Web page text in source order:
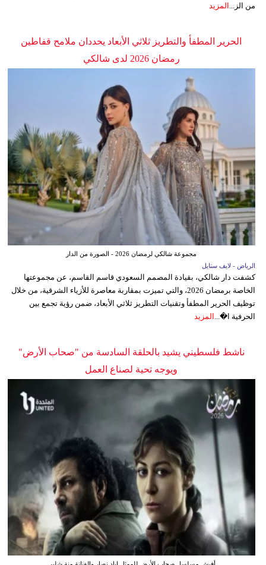
من الز...
المزيد
الحرير المطفأ والتطريز ثلاثي الأبعاد يحددان ملامح قفاطين
رمضان 2026 لدى شالكي
مجموعة شالكي لرمضان 2026 - الصورة من الدار
الرياض - لايف ستايل
كشفت دار شالكي، بقيادة المصمم السعودي قاسم القاسم، عن مجموعتها
الخاصة برمضان 2026، والتي تميزت بمقاربة معاصرة للأزياء الشرقية، من خلال
توظيف الحرير المطفأ وتقنيات التطريز ثلاثي الأبعاد، ضمن رؤية تجمع بين
الحرفية ا�... المزيد
ناشط فلسطيني يشيد بالحلقة السادسة من "صحاب الأرض"
ويوجه تحية لصناع العمل